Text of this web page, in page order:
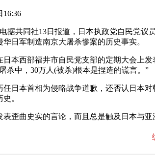
共同社13日报道，日本执政党自民党议
华日军制造南京大屠杀惨案的历史事实。
西部福井市自民党支部的定期大会上发
杀中，30万人(被杀)根本是捏造的谎言。”
本首相为侵略战争道歉，还否认日本对
。
曲史实的言论，而且总是触及日本与亚